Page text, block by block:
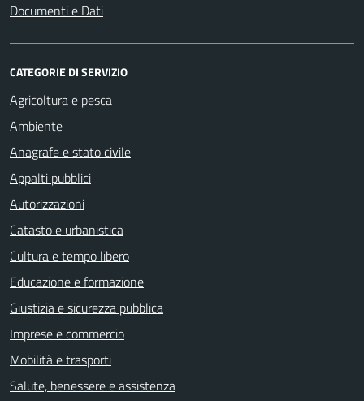
Documenti e Dati
CATEGORIE DI SERVIZIO
Agricoltura e pesca
Ambiente
Anagrafe e stato civile
Appalti pubblici
Autorizzazioni
Catasto e urbanistica
Cultura e tempo libero
Educazione e formazione
Giustizia e sicurezza pubblica
Imprese e commercio
Mobilità e trasporti
Salute, benessere e assistenza